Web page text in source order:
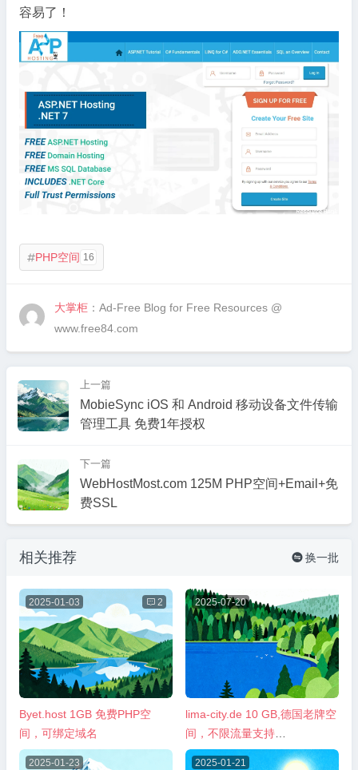
容易了！
PHP空间 16
大掌柜 ：Ad-Free Blog for Free Resources @
www.free84.com
上一篇
MobieSync iOS 和 Android 移动设备文件传输
管理工具 免费1年授权
下一篇
WebHostMost.com 125M PHP空间+Email+免
费SSL
相关推荐  换一批
2025-01-03  2
Byet.host 1GB 免费PHP空
间，可绑定域名
2025-07-20
lima-city.de 10 GB,德国老牌空
间，不限流量支持
FTP,PHP,Mysql，可绑域名
2025-01-23 2025-01-21